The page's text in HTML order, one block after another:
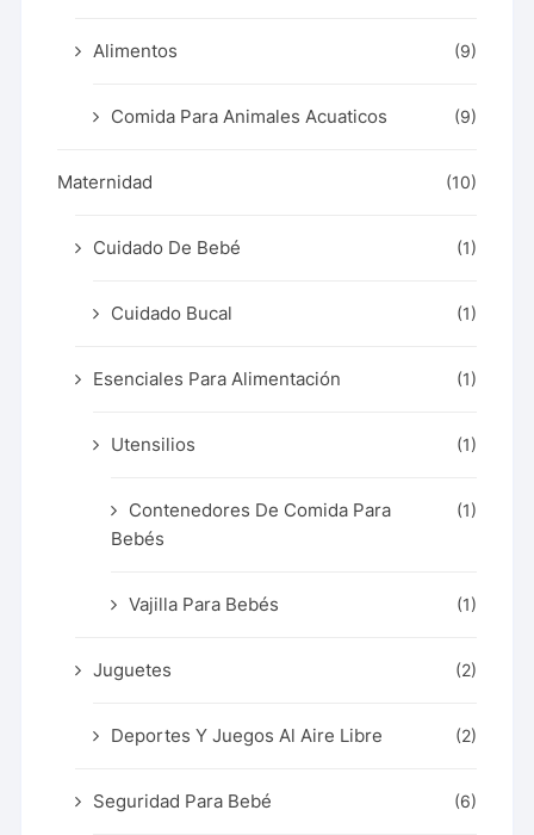
Alimentos (9)
Comida Para Animales Acuaticos (9)
Maternidad (10)
Cuidado De Bebé (1)
Cuidado Bucal (1)
Esenciales Para Alimentación (1)
Utensilios (1)
Contenedores De Comida Para
Bebés
(1)
Vajilla Para Bebés (1)
Juguetes (2)
Deportes Y Juegos Al Aire Libre (2)
Seguridad Para Bebé (6)